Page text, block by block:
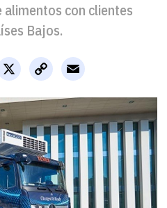
con clientes
Bajos.
X
Copy
Link
Email